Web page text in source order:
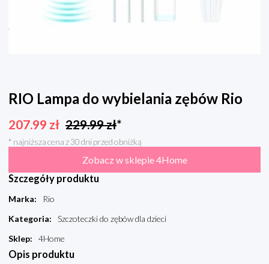
RIO Lampa do wybielania zębów Rio
207.99 zł 229.99zł*
* najniższa cena z 30 dni przed obniżką
Zobacz w sklepie 4Home
Szczegóły produktu
Marka:
Rio
Kategoria:
Szczoteczki do zębów dla dzieci
Sklep: 4Home
Opis produktu